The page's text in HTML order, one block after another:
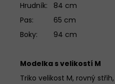
Hrudník: 84 cm
Pas: 65 cm
Boky: 94 cm
Modelka s velikostí M
Triko velikost M, rovný